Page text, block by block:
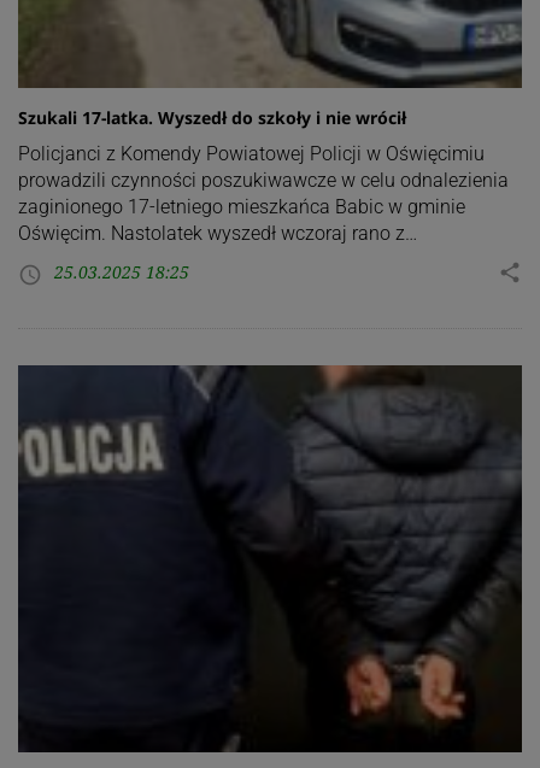
Szukali 17-latka. Wyszedł do szkoły i nie wrócił
Policjanci z Komendy Powiatowej Policji w Oświęcimiu
prowadzili czynności poszukiwawcze w celu odnalezienia
zaginionego 17-letniego mieszkańca Babic w gminie
Oświęcim. Nastolatek wyszedł wczoraj rano z…
access_time 25.03.2025 18:25 share